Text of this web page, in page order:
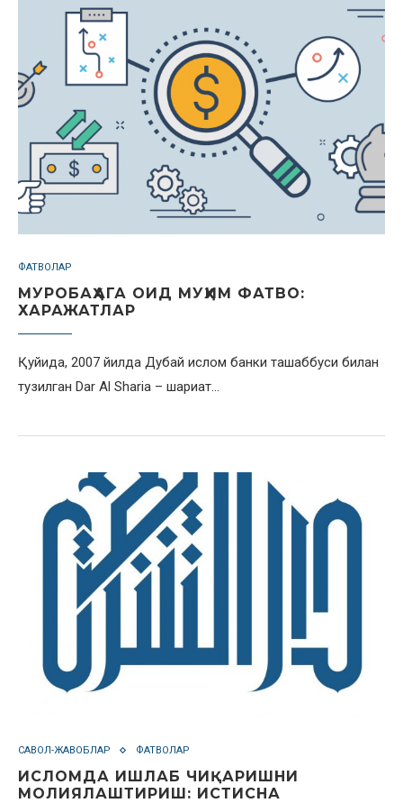
ФАТВОЛАР
МУРОБАҲАГА ОИД МУҲИМ ФАТВО:
ХАРАЖАТЛАР
Қуйида, 2007 йилда Дубай ислом банки ташаббуси билан
тузилган Dar Al Sharia – шариат…
САВОЛ-ЖАВОБЛАР ФАТВОЛАР
ИСЛОМДА ИШЛАБ ЧИҚАРИШНИ
МОЛИЯЛАШТИРИШ: ИСТИСНА